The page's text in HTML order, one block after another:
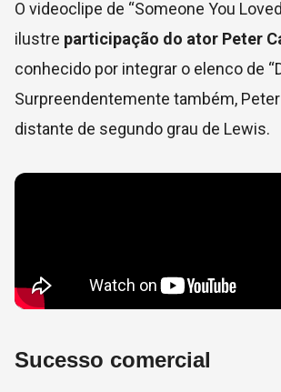
O videoclipe de “Someone You
ilustre participação do ator Peter
conhecido por integrar o elenco de
Surpreendentemente também,
distante de segundo grau de Lewis.
Sucesso comercial